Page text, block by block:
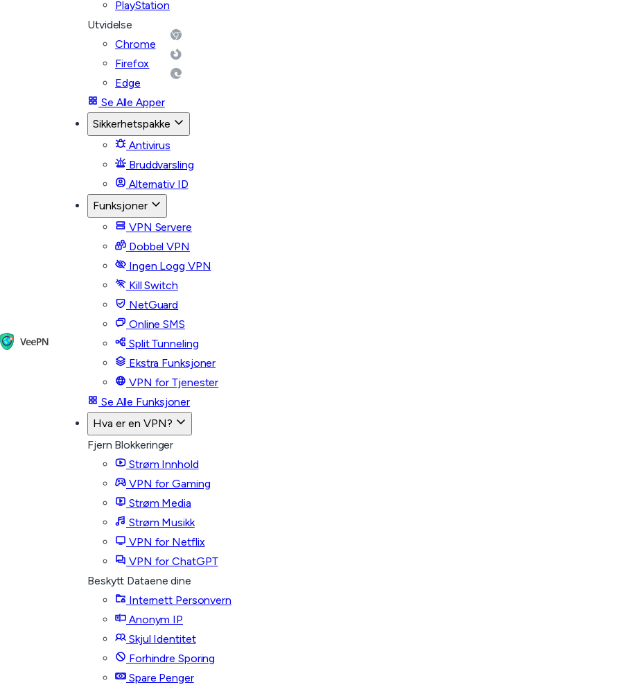
PlayStation
Utvidelse
Chrome
Firefox
Edge
Se Alle Apper
Sikkerhetspakke
Antivirus
Bruddvarsling
Alternativ ID
Funksjoner
VPN Servere
Dobbel VPN
Ingen Logg VPN
Kill Switch
NetGuard
Online SMS
Split Tunneling
Ekstra Funksjoner
VPN for Tjenester
Se Alle Funksjoner
Hva er en VPN?
Fjern Blokkeringer
Strøm Innhold
VPN for Gaming
Strøm Media
Strøm Musikk
VPN for Netflix
VPN for ChatGPT
Beskytt Dataene dine
Internett Personvern
Anonym IP
Skjul Identitet
Forhindre Sporing
Spare Penger